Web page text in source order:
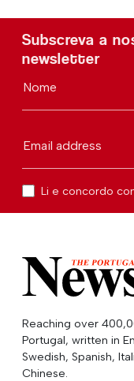
Subscreva a
newsletter
Nome
Email address
Li e concordo
Reaching over
Portugal, written in
Swedish, Spanish,
Chinese.